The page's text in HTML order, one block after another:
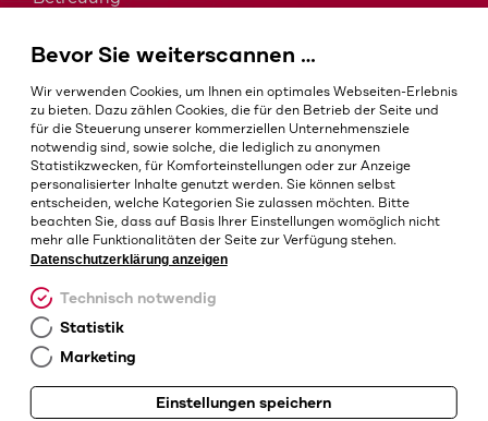
Barcodes in der Intralogistik
Barcodes im Gesundheitswesen
IP-Schutzklassen – Welche ist die Richtige?
AGB
Impressum
Datenschutz
Bevor Sie weiterscannen …
Wir verwenden Cookies, um Ihnen ein optimales Webseiten-Erlebnis
zu bieten. Dazu zählen Cookies, die für den Betrieb der Seite und
für die Steuerung unserer kommerziellen Unternehmensziele
notwendig sind, sowie solche, die lediglich zu anonymen
Statistikzwecken, für Komforteinstellungen oder zur Anzeige
personalisierter Inhalte genutzt werden. Sie können selbst
entscheiden, welche Kategorien Sie zulassen möchten. Bitte
beachten Sie, dass auf Basis Ihrer Einstellungen womöglich nicht
mehr alle Funktionalitäten der Seite zur Verfügung stehen.
Datenschutzerklärung anzeigen
Technisch notwendig
Statistik
Marketing
Einstellungen speichern